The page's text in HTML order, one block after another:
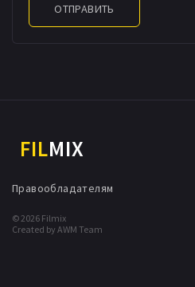
ОТПРАВИТЬ
FILMIX
© 2026 Filmix
Created by AWM Team
Правообладателям